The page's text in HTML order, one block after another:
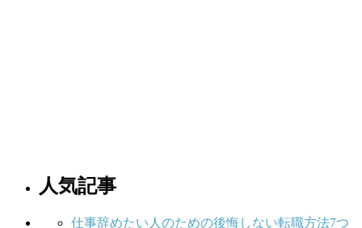
人気記事
仕事辞めたい人のための後悔しない転職方法7つ